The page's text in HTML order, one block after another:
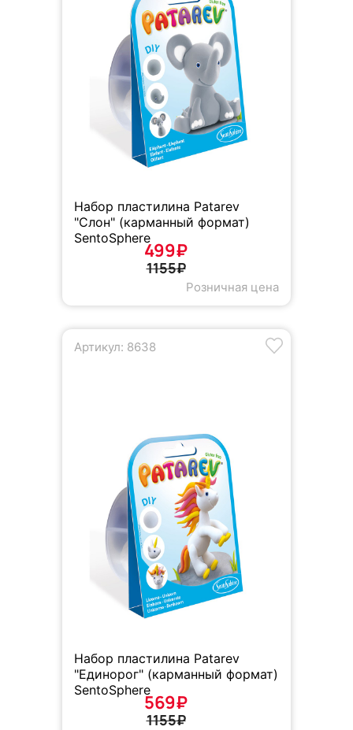
Набор пластилина Patarev
"Слон" (карманный формат)
SentoSphere
499₽
1155₽
Розничная цена
Артикул: 8638
Набор пластилина Patarev
"Единорог" (карманный формат)
SentoSphere
569₽
1155₽